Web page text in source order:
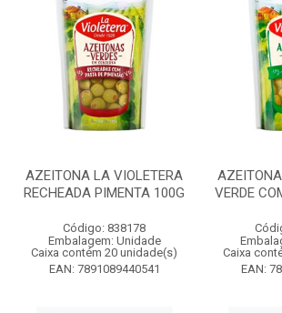
AZEITONA LA VIOLETERA
RECHEADA PIMENTA 100G
Código: 838178
Embalagem: Unidade
Caixa contém 20 unidade(s)
EAN: 7891089440541
VERDE
Caixa
EAN: